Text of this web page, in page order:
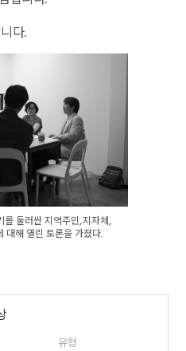
다.
를 둘러싼 지역주민, 지자체,
대해 열린 토론을 가졌다.
유형